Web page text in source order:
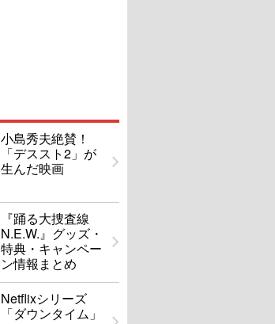
小島秀夫絶賛！
「デススト2」が
生んだ映画
『踊る大捜査線
N.E.W.』グッズ・
特典・キャンペー
ン情報まとめ
Netflixシリーズ
「ダウンタイム」